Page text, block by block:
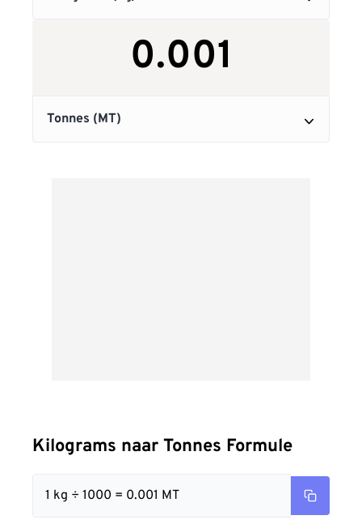
Kilograms naar Tonnes Formule
1 kg ÷ 1000 = 0.001 MT